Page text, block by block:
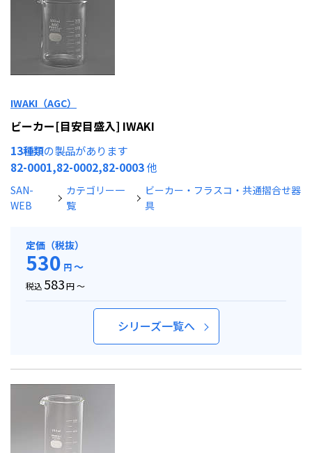
IWAKI（AGC）
ビーカー[目安目盛入] IWAKI
13種類の製品があります
82-0001,82-0002,82-0003他
SAN-
WEB
カテゴリー一
覧
ビーカー・フラスコ・共通摺合せ器
具
定価（税抜）
530 円～
税込 583円 ～
シリーズ一覧へ